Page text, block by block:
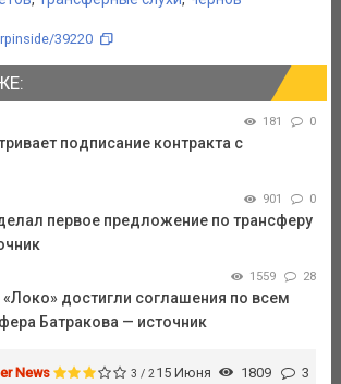
39220
181 0
подписание контракта с
901 0
первое предложение по трансферу
1559 28
«Локо» достигли соглашения по всем
Батракова — источник
News 3 / 215 Июня 1809 3